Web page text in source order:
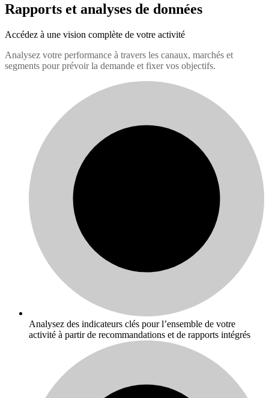
Rapports et analyses de données
Accédez à une vision complète de votre activité
Analysez votre performance à travers les canaux, marchés et
segments pour prévoir la demande et fixer vos objectifs.
Analysez des indicateurs clés pour l’ensemble de votre
activité à partir de recommandations et de rapports intégrés